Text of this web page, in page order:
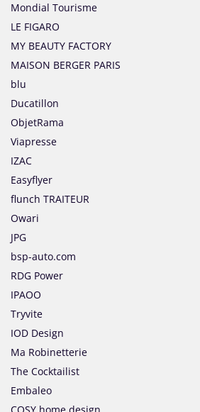
Mondial Tourisme
LE FIGARO
MY BEAUTY FACTORY
MAISON BERGER PARIS
blu
Ducatillon
ObjetRama
Viapresse
IZAC
Easyflyer
flunch TRAITEUR
Owari
JPG
bsp-auto.com
RDG Power
IPAOO
Tryvite
IOD Design
Ma Robinetterie
The Cocktailist
Embaleo